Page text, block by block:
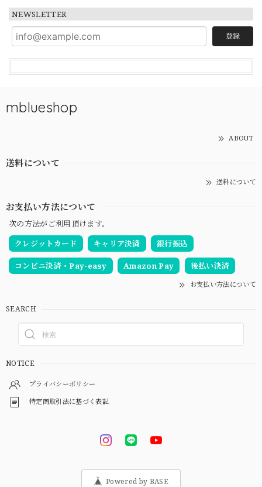
NEWSLETTER
登録
mblueshop
ABOUT
送料について
送料について
お支払い方法について
次の方法がご利用頂けます。
クレジットカード
キャリア決済 銀行振込
コンビニ決済・Pay-easy Amazon Pay 後払い決済
お支払い方法について
SEARCH
NOTICE
プライバシーポリシー
特定商取引法に基づく表記
Powered by BASE